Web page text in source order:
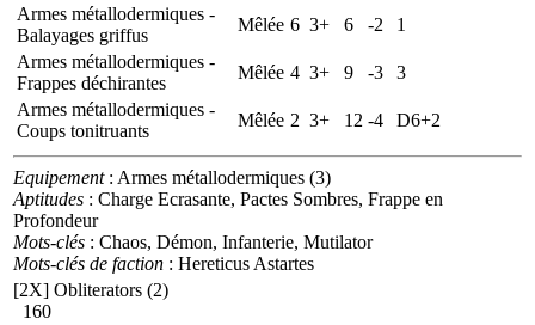
Armes métallodermiques -
Balayages griffus
Mêlée 6 3+ 6 -2
1
Armes métallodermiques -
Frappes déchirantes
Mêlée 4 3+ 9 -3
3
Armes métallodermiques -
Coups tonitruants
Mêlée 2 3+ 12 -4 D6+2
Equipement: Armes métallodermiques (3)
Aptitudes : Charge Ecrasante, Pactes Sombres, Frappe en
Profondeur
Mots-clés : Chaos, Démon, Infanterie, Mutilator
Mots-clés de faction : Hereticus Astartes
[2X] Obliterators (2)
160